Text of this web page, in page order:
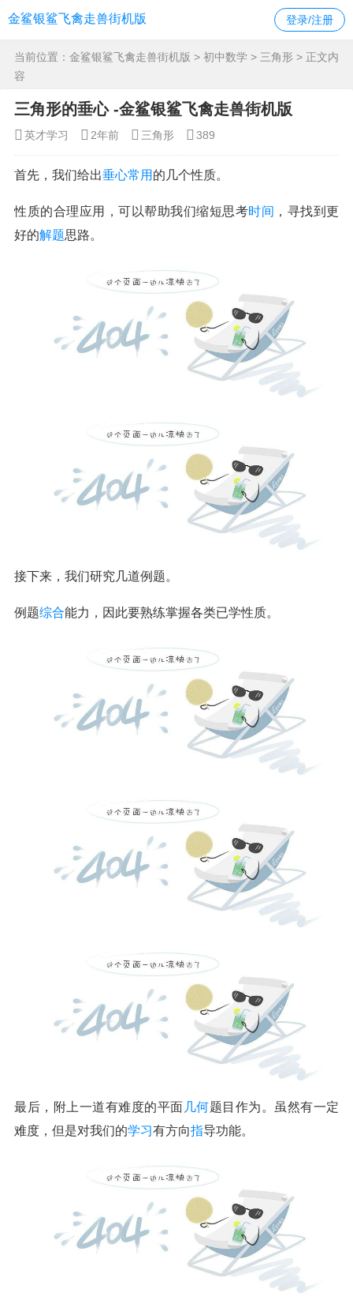
金鲨银鲨飞禽走兽街机版 登录/注册
当前位置： 金鲨银鲨飞禽走兽街机版 > 初中数学 > 三角形 > 正文内
容
三角形的垂心 -金鲨银鲨飞禽走兽街机版
英才学习 2年前 三角形 389
首先，我们给出垂心常用 的几个性质。
性质的合理应用，可以帮助我们缩短思考时间 ，寻找到更
好的解题思路。
接下来，我们研究几道例题。
例题综合能力，因此要熟练掌握各类已学性质。
最后，附上一道有难度的平面 几何题目作为。虽然有一定
难度，但是对我们的学习有方向指导功能。